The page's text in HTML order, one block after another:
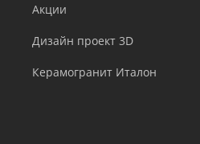
Акции
Дизайн проект 3D
Керамогранит Италон